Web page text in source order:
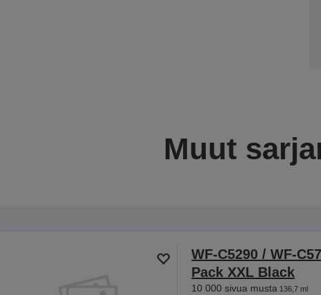
Muut
WF-C5290 / WF-
Pack XXL Black
10 000 sivua musta 136,7 ml